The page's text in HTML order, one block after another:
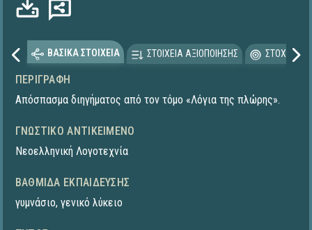
ΒΑΣΙΚΑ ΣΤΟΙΧΕΙΑ ΣΤΟΙΧΕΙΑ ΑΞΙΟΠΟΙΗΣΗΣ
ΠΕΡΙΓΡΑΦΉ
Απόσπασμα διηγήματος από τον τόμο «Λόγια της πλώρης».
ΓΝΩΣΤΙΚΌ ΑΝΤΙΚΕΊΜΕΝΟ
Νεοελληνική Λογοτεχνία
ΒΑΘΜΊΔΑ ΕΚΠΑΊΔΕΥΣΗΣ
γυμνάσιο, γενικό λύκειο